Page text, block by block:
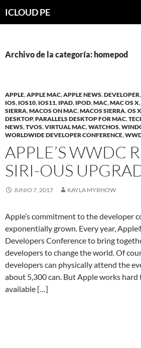
hacia
ICLOUD PE
Archivo de la categoría: homepod
APPLE,APPLE MAC,APPLE NEWS,DEVELOPER,
IOS, IOS10, IOS11, IPAD, IPOD,MAC,MAC OS X,
SIERRA,MACOS ON MAC,MACOS SIERRA,OS X
DESKTOP,PARALLELS DESKTOP FOR MAC,
NEWS,TVOS,VIRTUAL MAC,WATCHOS,
WORLDWIDE DEVELOPER CONFERENCE,
APPLE’S WWDC
SIRI-OUS
JUNIO 7, 2017 KAYLA MYRHOW
Apple’s commitment to the developer
exponentially grown. Every year,
Developers Conference to bring
developers to change the world. Of
developers can physically attend the
about 5,300 can. But Apple works hard
available […]